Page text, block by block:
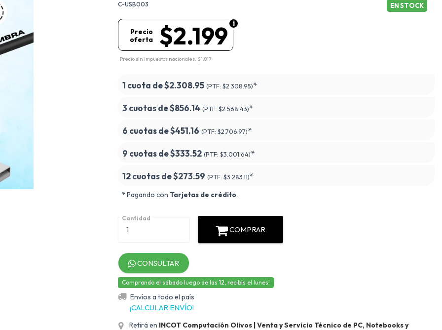
C-USB003 EN STOCK
$2.199
Precio
oferta
Precio sin impuestos nacionales: $1.817
1 cuota de$2.308.95 (PTF: $2.308.95)*
3 cuotas de$856.14 (PTF: $2.568.43)*
6 cuotas de$451.16 (PTF: $2.706.97)*
9 cuotas de$333.52 (PTF: $3.001.64)*
12 cuotas de$273.59 (PTF: $3.283.11)*
* Pagando con Tarjetas de crédito.
Cantidad
COMPRAR
CONSULTAR
Comprando el sábado luego de las 12, recibís el lunes!
Envíos a todo el país
¡CALCULAR ENVÍO!
Retirá en INCOT Computación Olivos | Venta y Servicio Técnico de PC, Notebooks y